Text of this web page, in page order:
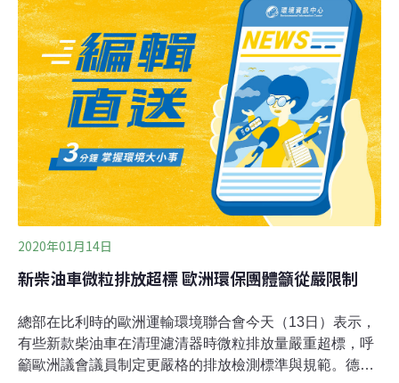
地民眾憂引氣入廠恐發生管線意外 環委要求開發單位加強
溝通 為配合能源轉型政策，經濟部曾在《2021全國電力資
源供需報告》中，提出擴大民營電廠燃氣機組的規劃，預
計在2024年起，四年內新增4.9GW供電能力。因應南科三
期擴建、台南工業用電需求持續增加，由森崴能源投資的
「九崴電力南科天然氣發電廠」，昨（12）日進入環評初
審，預計分成兩期開發，每期設置
2020年01月14日
新柴油車微粒排放超標 歐洲環保團體籲從嚴限制
總部在比利時的歐洲運輸環境聯合會今天（13日）表示，
有些新款柴油車在清理濾清器時微粒排放量嚴重超標，呼
籲歐洲議會議員制定更嚴格的排放檢測標準與規範。德國